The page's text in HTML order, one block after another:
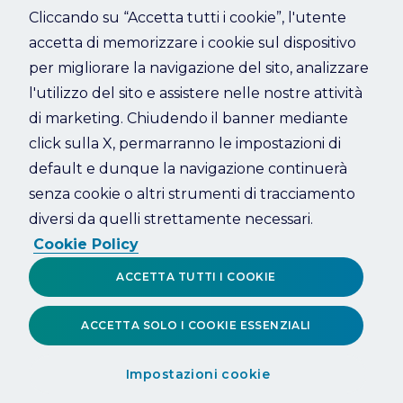
Refresh
Cliccando su “Accetta tutti i cookie”, l'utente
accetta di memorizzare i cookie sul dispositivo
per migliorare la navigazione del sito, analizzare
l'utilizzo del sito e assistere nelle nostre attività
di marketing. Chiudendo il banner mediante
click sulla X, permarranno le impostazioni di
default e dunque la navigazione continuerà
senza cookie o altri strumenti di tracciamento
diversi da quelli strettamente necessari.
Cookie Policy
Impostazioni cookie
ACCETTA SOLO I COOKIE ESSENZIALI
ACCETTA TUTTI I COOKIE